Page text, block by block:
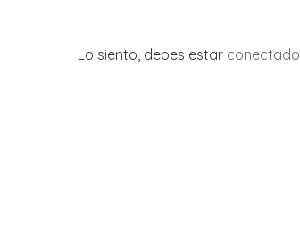
Lo siento, debes estar conectado